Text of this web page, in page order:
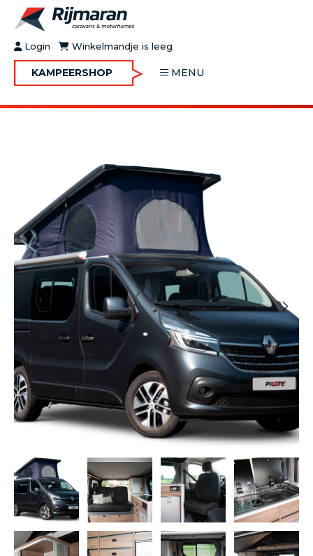
Login Winkelmandje is leeg
KAMPEERSHOP MENU
OVER RIJMARAN
MOTORHOMES
MOTORHOMES IN VERHUUR
ONDERHOUD
Vorige Volgende